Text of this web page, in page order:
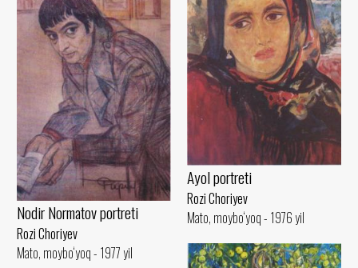
Ayol portreti
Rozi Choriyev
Mato, moybo‘yoq - 1976 yil
Nodir Normatov portreti
Rozi Choriyev
Mato, moybo‘yoq - 1977 yil